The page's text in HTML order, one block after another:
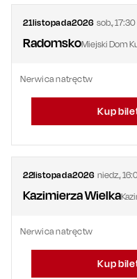
21listopada2026 sob.,17:30
RadomskoMiejski Dom
Nerwica natręctw
Kup
22listopada2026 niedz.,
Kazimierza Wielka
Nerwica natręctw
Kup